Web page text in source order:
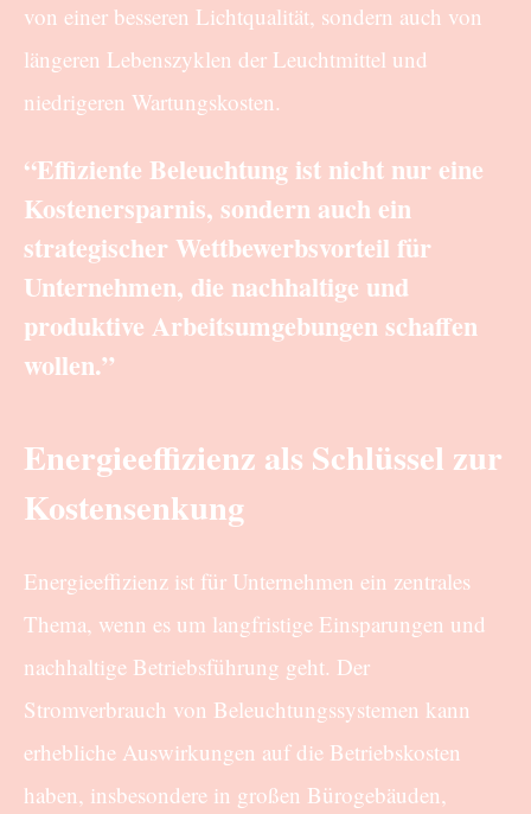
von einer besseren Lichtqualität, sondern auch von
längeren Lebenszyklen der Leuchtmittel und
niedrigeren Wartungskosten.
“Effiziente Beleuchtung ist nicht nur eine
Kostenersparnis, sondern auch ein
strategischer Wettbewerbsvorteil für
Unternehmen, die nachhaltige und
produktive Arbeitsumgebungen schaffen
wollen.”
Energieeffizienz als Schlüssel zur
Kostensenkung
Energieeffizienz ist für Unternehmen ein zentrales
Thema, wenn es um langfristige Einsparungen und
nachhaltige Betriebsführung geht. Der
Stromverbrauch von Beleuchtungssystemen kann
erhebliche Auswirkungen auf die Betriebskosten
haben, insbesondere in großen Bürogebäuden,